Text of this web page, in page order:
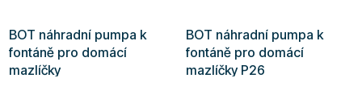
BOT náhradní pumpa k
fontáně pro domácí
mazlíčky
BOT náhradní pumpa k
fontáně pro domácí
mazlíčky P26